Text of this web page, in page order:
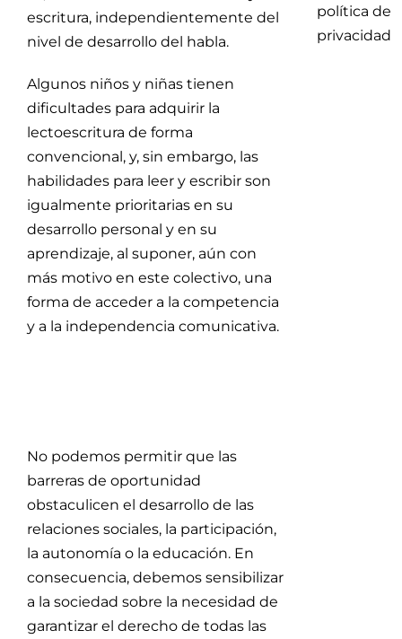
escritura, independientemente del
nivel de desarrollo del habla.
Algunos niños y niñas tienen
dificultades para adquirir la
lectoescritura de forma
convencional, y, sin embargo, las
habilidades para leer y escribir son
igualmente prioritarias en su
desarrollo personal y en su
aprendizaje, al suponer, aún con
más motivo en este colectivo, una
forma de acceder a la competencia
y a la independencia comunicativa.
No podemos permitir que las
barreras de oportunidad
obstaculicen el desarrollo de las
relaciones sociales, la participación,
la autonomía o la educación. En
consecuencia, debemos sensibilizar
a la sociedad sobre la necesidad de
garantizar el derecho de todas las
política de
privacidad